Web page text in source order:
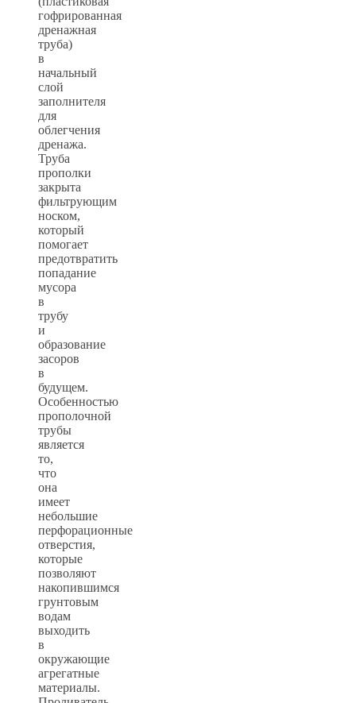
гофрированная
дренажная
труба)
в
начальный
слой
заполнителя
для
облегчения
дренажа.
Труба
прополки
закрыта
фильтрующим
носком,
который
помогает
предотвратить
попадание
мусора
в
трубу
и
образование
засоров
в
будущем.
Особенностью
прополочной
трубы
является
то,
что
она
имеет
небольшие
перфорационные
отверстия,
которые
позволяют
накопившимся
грунтовым
водам
выходить
в
окружающие
агрегатные
материалы.